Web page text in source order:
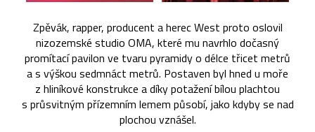
Zpěvák, rapper, producent a herec West proto oslovil
nizozemské studio OMA, které mu navrhlo dočasný
promítací pavilon ve tvaru pyramidy o délce třicet metrů
a s výškou sedmnáct metrů. Postaven byl hned u moře
z hliníkové konstrukce a díky potažení bílou plachtou
s průsvitným přízemním lemem působí, jako kdyby se nad
plochou vznášel.